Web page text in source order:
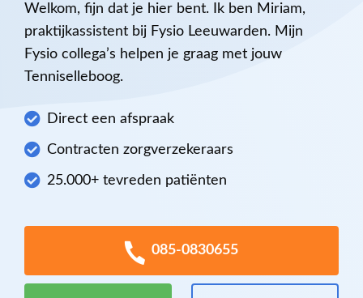
Welkom, fijn dat je hier bent. Ik ben Miriam,
praktijkassistent bij Fysio Leeuwarden. Mijn
Fysio collega’s helpen je graag met jouw
Tenniselleboog.
Direct een afspraak
Contracten zorgverzekeraars
25.000+ tevreden patiënten
085-0830655